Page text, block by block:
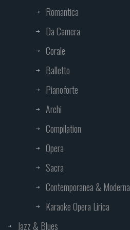
Romantica
Da Camera
Corale
Balletto
Pianoforte
Archi
Compilation
Opera
Sacra
Contemporanea & Moderna
Karaoke Opera Lirica
Jazz & Blues